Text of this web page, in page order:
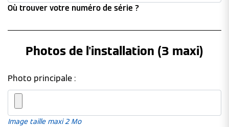
Où trouver votre numéro de série ?
Photos de l'installation (3 maxi)
Photo principale :
Image taille maxi 2 Mo